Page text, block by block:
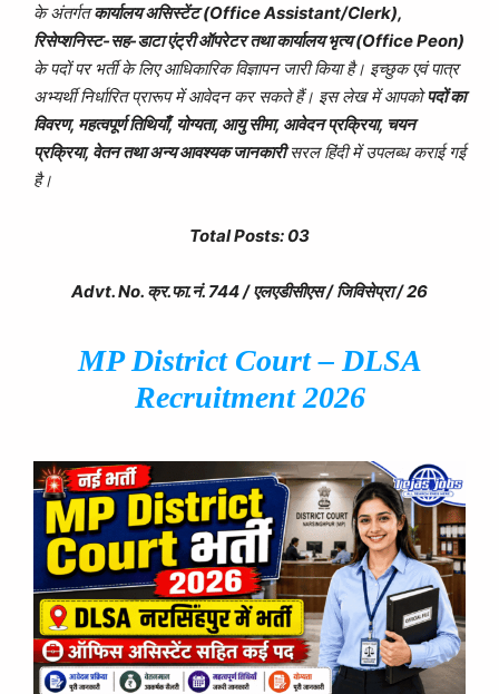
के अंतर्गतकार्यालय असिस्टेंट (Office Assistant/Clerk),
रिसेप्शनिस्ट-सह-डाटा एंट्री ऑपरेटर तथा कार्यालय भृत्य (Office Peon)
के पदों पर भर्ती के लिए आधिकारिक विज्ञापन जारी किया है। इच्छुक एवं पात्र
अभ्यर्थी निर्धारित प्रारूप में आवेदन कर सकते हैं। इस लेख में आपकोपदों का
विवरण, महत्वपूर्ण तिथियाँ, योग्यता, आयु सीमा, आवेदन प्रक्रिया, चयन
प्रक्रिया, वेतन तथा अन्य आवश्यक जानकारीसरल हिंदी में उपलब्ध कराई गई
है।
Total Posts: 03
Advt. No. क्र.फा.नं. 744 / एलएडीसीएस / जिविसेप्रा / 26
MP District Court – DLSA
Recruitment 2026